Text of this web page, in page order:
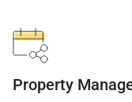
Property